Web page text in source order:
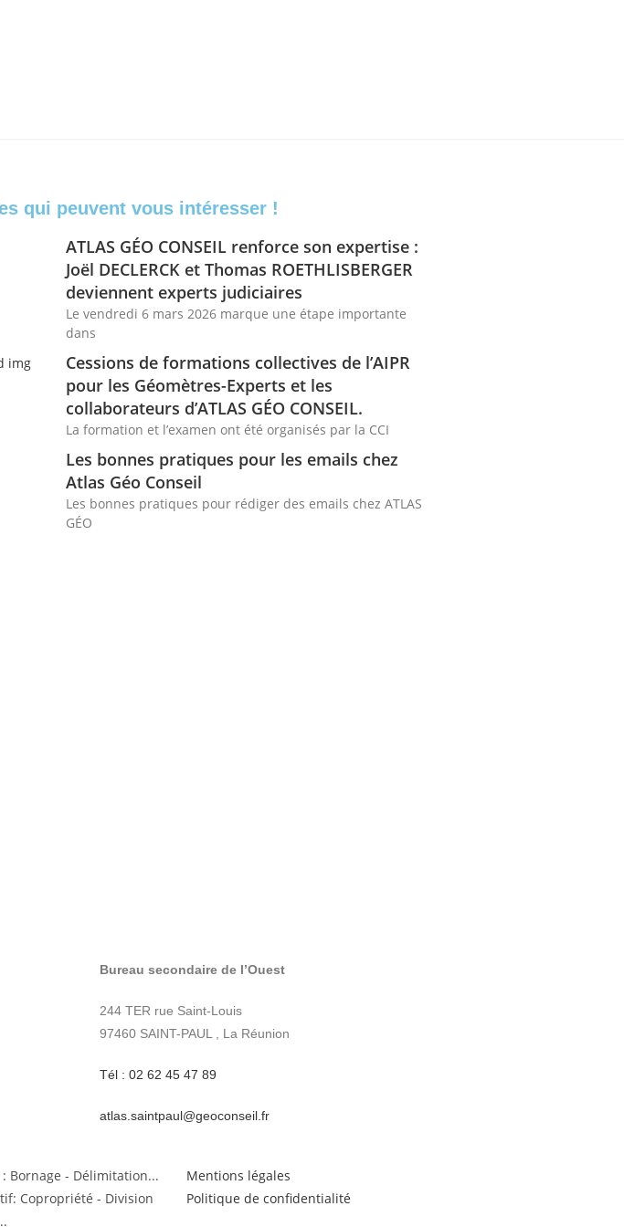
qui peuvent vous intéresser !
ATLAS GÉO CONSEIL renforce son expertise :
Joël DECLERCK et Thomas ROETHLISBERGER
deviennent experts judiciaires
Le vendredi 6 mars 2026 marque une étape importante
dans
Cessions de formations collectives de l’AIPR
pour les Géomètres-Experts et les
collaborateurs d’ATLAS GÉO CONSEIL.
La formation et l’examen ont été organisés par la CCI
Les bonnes pratiques pour les emails chez
Atlas Géo Conseil
Les bonnes pratiques pour rédiger des emails chez ATLAS
GÉO
Bureau secondaire de l’Ouest
244 TER rue Saint-Louis
97460 SAINT-PAUL , La Réunion
Tél : 02 62 45 47 89
atlas.saintpaul@geoconseil.fr
Bornage - Délimitation...
Copropriété - Division
Mentions légales
Politique de confidentialité